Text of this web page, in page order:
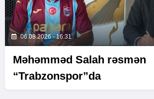
06.08.2026 - 16:31
Məhəmməd Salah rəsmən
“Trabzonspor”da